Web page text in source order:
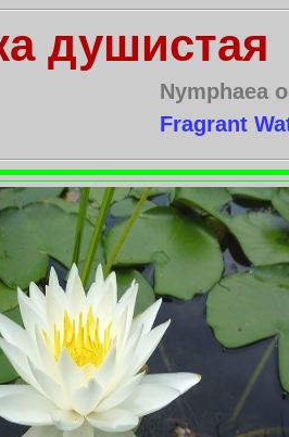
душистая
Nymphaea
Fragrant